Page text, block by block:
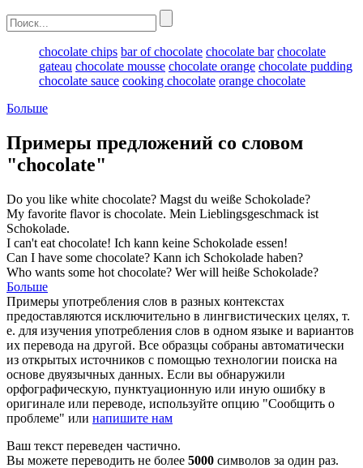
chocolate chips bar of chocolate chocolate bar chocolate
gateau chocolate mousse chocolate orange chocolate pudding
chocolate sauce cooking chocolate orange chocolate
Больше
Примеры предложений со словом
"chocolate"
Do you like white chocolate? Magst du weiße Schokolade?
My favorite flavor is chocolate. Mein Lieblingsgeschmack ist
Schokolade.
I can't eat chocolate! Ich kann keine Schokolade essen!
Can I have some chocolate? Kann ich Schokolade haben?
Who wants some hot chocolate? Wer will heiße Schokolade?
Больше
Примеры употребления слов в разных контекстах
предоставляются исключительно в лингвистических целях, т.
е. для изучения употребления слов в одном языке и вариантов
их перевода на другой. Все образцы собраны автоматически
из открытых источников с помощью технологии поиска на
основе двуязычных данных. Если вы обнаружили
орфографическую, пунктуационную или иную ошибку в
оригинале или переводе, используйте опцию "Сообщить о
проблеме" или напишите нам
Ваш текст переведен частично.
Вы можете переводить не более 5000 символов за один раз.